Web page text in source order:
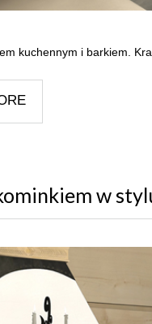
kuchennym i barkiem.
w